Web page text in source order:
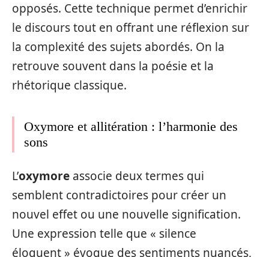
opposés. Cette technique permet d’enrichir
le discours tout en offrant une réflexion sur
la complexité des sujets abordés. On la
retrouve souvent dans la poésie et la
rhétorique classique.
Oxymore et allitération : l’harmonie des
sons
L’oxymore associe deux termes qui
semblent contradictoires pour créer un
nouvel effet ou une nouvelle signification.
Une expression telle que « silence
éloquent » évoque des sentiments nuancés,